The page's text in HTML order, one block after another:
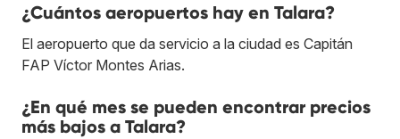
¿Cuántos aeropuertos hay en Talara?
El aeropuerto que da servicio a la ciudad es Capitán
FAP Víctor Montes Arias.
¿En qué mes se pueden encontrar precios
más bajos a Talara?